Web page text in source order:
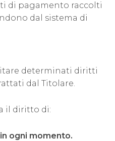
di pagamento raccolti
dal sistema di
determinati diritti
dal Titolare.
il diritto di:
ogni momento.